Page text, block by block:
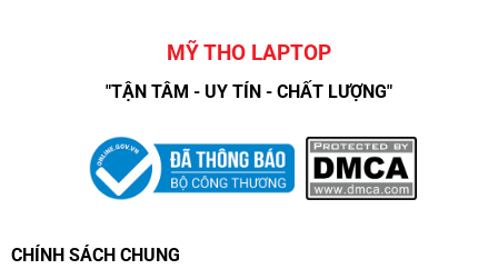
MỸ THO LAPTOP
"TẬN TÂM - UY TÍN - CHẤT LƯỢNG"
CHÍNH SÁCH CHUNG